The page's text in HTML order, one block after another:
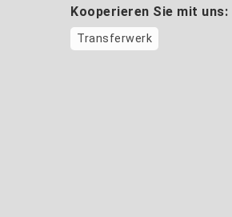
Kooperieren Sie mit uns:
Transferwerk